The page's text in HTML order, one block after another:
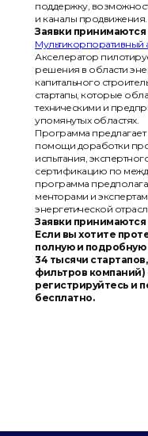
поддержку,
и каналы продвижения.
Заявки принимаются
Мультикорпоративный
Акселератор
решения в области
капитального
стартапы, которые
техническими и
упомянутых областях.
Программа
помощи доработки
испытания,
сертификацию по
программа
менторами и
энергетической
Заявки принимаются
Если вы хотите
полную и подробную
34 тысячи
фильтров компаний)
регистрируйтесь и
бесплатно.